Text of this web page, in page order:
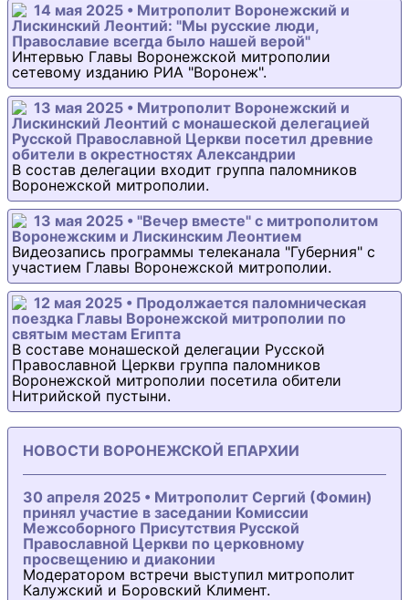
14 мая 2025 • Митрополит Воронежский и
Лискинский Леонтий: "Мы русские люди,
Православие всегда было нашей верой"
Интервью Главы Воронежской митрополии
сетевому изданию РИА "Воронеж".
13 мая 2025 • Митрополит Воронежский и
Лискинский Леонтий с монашеской делегацией
Русской Православной Церкви посетил древние
обители в окрестностях Александрии
В состав делегации входит группа паломников
Воронежской митрополии.
13 мая 2025 • "Вечер вместе" с митрополитом
Воронежским и Лискинским Леонтием
Видеозапись программы телеканала "Губерния" с
участием Главы Воронежской митрополии.
12 мая 2025 • Продолжается паломническая
поездка Главы Воронежской митрополии по
святым местам Египта
В составе монашеской делегации Русской
Православной Церкви группа паломников
Воронежской митрополии посетила обители
Нитрийской пустыни.
НОВОСТИ ВОРОНЕЖСКОЙ ЕПАРХИИ
30 апреля 2025 • Митрополит Сергий (Фомин)
принял участие в заседании Комиссии
Межсоборного Присутствия Русской
Православной Церкви по церковному
просвещению и диаконии
Модератором встречи выступил митрополит
Калужский и Боровский Климент.